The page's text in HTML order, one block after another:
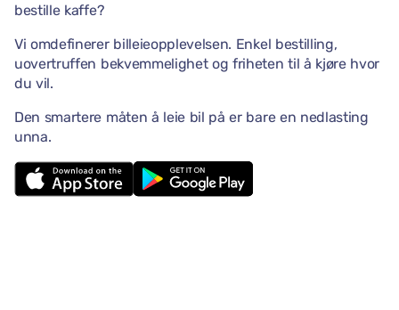
bestille kaffe?
Vi omdefinerer billeieopplevelsen. Enkel bestilling,
uovertruffen bekvemmelighet og friheten til å kjøre hvor
du vil.
Den smartere måten å leie bil på er bare en nedlasting
unna.